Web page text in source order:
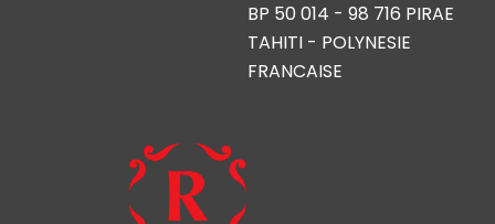
BP 50 014 - 98 716 PIRAE
TAHITI - POLYNESIE
FRANCAISE